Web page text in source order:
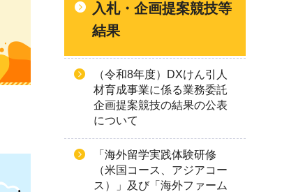
入札・企画提案競技等
結果
（令和8年度）DXけん引人
材育成事業に係る業務委託
企画提案競技の結果の公表
について
「海外留学実践体験研修
（米国コース、アジアコー
ス）」及び「海外ファーム